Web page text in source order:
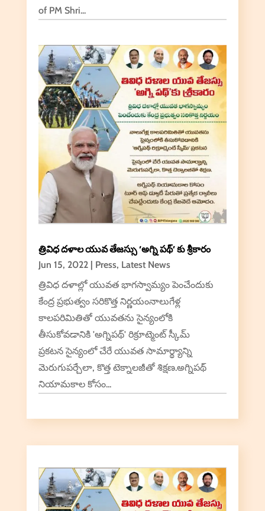
of PM Shri...
త్రివిధ దళాల యువ తేజస్సు ‘అగ్ని పథ్’ కు శ్రీకారం
Jun 15, 2022| Press, Latest News
త్రివిధ దళాల్లో యువత భాగస్వామ్యం పెంచేందుకు
కేంద్ర ప్రభుత్వం సరికొత్త నిర్ణయంనాలుగేళ్ల
కాలపరిమితితో యువతను సైన్యంలోకి
తీసుకోవడానికి 'అగ్నిపథ్' రిక్రూట్మెంట్ స్కీమ్
ప్రకటన సైన్యంలో చేరే యువత సామార్థ్యాన్ని
మెరుగుపర్చేలా, కొత్త టెక్నాలజీతో శిక్షణ.అగ్నిపథ్
నియామకాల కోసం...